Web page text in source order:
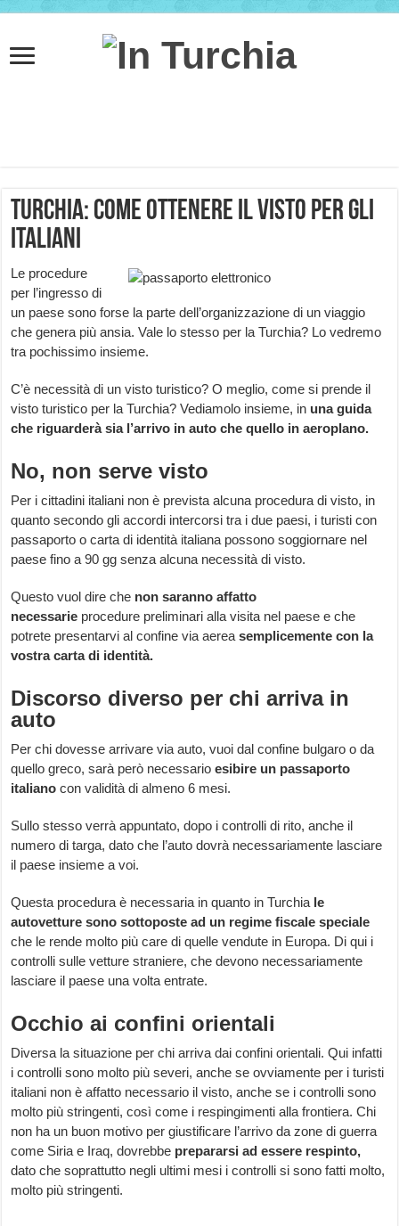
Turchia: come ottenere il visto per gli
italiani
Le procedure
per l’ingresso di
un paese sono forse la parte dell’organizzazione di un viaggio
che genera più ansia. Vale lo stesso per la Turchia? Lo vedremo
tra pochissimo insieme.
C’è necessità di un visto turistico? O meglio, come si prende il
visto turistico per la Turchia? Vediamolo insieme, in una guida
che riguarderà sia l’arrivo in auto che quello in aeroplano.
No, non serve visto
Per i cittadini italiani non è prevista alcuna procedura di visto, in
quanto secondo gli accordi intercorsi tra i due paesi, i turisti con
passaporto o carta di identità italiana possono soggiornare nel
paese fino a 90 gg senza alcuna necessità di visto.
Questo vuol dire che non saranno affatto
necessarie procedure preliminari alla visita nel paese e che
potrete presentarvi al confine via aereasemplicemente con la
vostra carta di identità.
Discorso diverso per chi arriva in
auto
Per chi dovesse arrivare via auto, vuoi dal confine bulgaro o da
quello greco, sarà però necessarioesibire un passaporto
italiano con validità di almeno 6 mesi.
Sullo stesso verrà appuntato, dopo i controlli di rito, anche il
numero di targa, dato che l’auto dovrà necessariamente lasciare
il paese insieme a voi.
Questa procedura è necessaria in quanto in Turchia le
autovetture sono sottoposte ad un regime fiscale speciale
che le rende molto più care di quelle vendute in Europa. Di qui i
controlli sulle vetture straniere, che devono necessariamente
lasciare il paese una volta entrate.
Occhio ai confini orientali
Diversa la situazione per chi arriva dai confini orientali. Qui infatti
i controlli sono molto più severi, anche se ovviamente per i turisti
italiani non è affatto necessario il visto, anche se i controlli sono
molto più stringenti, così come i respingimenti alla frontiera. Chi
non ha un buon motivo per giustificare l’arrivo da zone di guerra
come Siria e Iraq, dovrebbe prepararsi ad essere respinto,
dato che soprattutto negli ultimi mesi i controlli si sono fatti molto,
molto più stringenti.